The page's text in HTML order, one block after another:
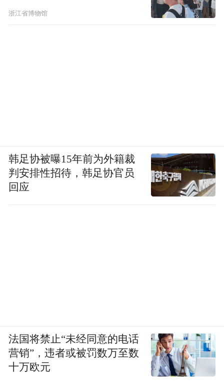
浙江省博物馆
韩足协被曝15年前为外籍裁
判安排性招待，韩足协官员
回应
法国将禁止“未经同意的电话
营销”，违者或被罚数万至数
十万欧元